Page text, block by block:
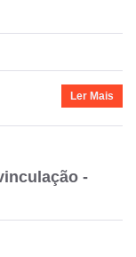
Ler Mais
-